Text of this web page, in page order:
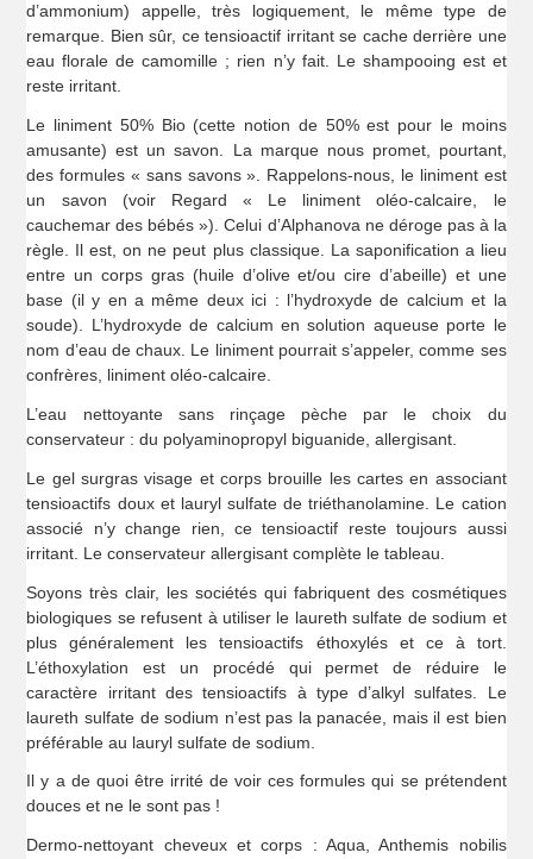
d’ammonium) appelle, très logiquement, le même type de
remarque. Bien sûr, ce tensioactif irritant se cache derrière une
eau florale de camomille ; rien n’y fait. Le shampooing est et
reste irritant.
Le liniment 50% Bio (cette notion de 50% est pour le moins
amusante) est un savon. La marque nous promet, pourtant,
des formules « sans savons ». Rappelons-nous, le liniment est
un savon (voir Regard « Le liniment oléo-calcaire, le
cauchemar des bébés »). Celui d’Alphanova ne déroge pas à la
règle. Il est, on ne peut plus classique. La saponification a lieu
entre un corps gras (huile d’olive et/ou cire d’abeille) et une
base (il y en a même deux ici : l’hydroxyde de calcium et la
soude). L’hydroxyde de calcium en solution aqueuse porte le
nom d’eau de chaux. Le liniment pourrait s’appeler, comme ses
confrères, liniment oléo-calcaire.
L’eau nettoyante sans rinçage pèche par le choix du
conservateur : du polyaminopropyl biguanide, allergisant.
Le gel surgras visage et corps brouille les cartes en associant
tensioactifs doux et lauryl sulfate de triéthanolamine. Le cation
associé n’y change rien, ce tensioactif reste toujours aussi
irritant. Le conservateur allergisant complète le tableau.
Soyons très clair, les sociétés qui fabriquent des cosmétiques
biologiques se refusent à utiliser le laureth sulfate de sodium et
plus généralement les tensioactifs éthoxylés et ce à tort.
L’éthoxylation est un procédé qui permet de réduire le
caractère irritant des tensioactifs à type d’alkyl sulfates. Le
laureth sulfate de sodium n’est pas la panacée, mais il est bien
préférable au lauryl sulfate de sodium.
Il y a de quoi être irrité de voir ces formules qui se prétendent
douces et ne le sont pas !
Dermo-nettoyant cheveux et corps : Aqua, Anthemis nobilis